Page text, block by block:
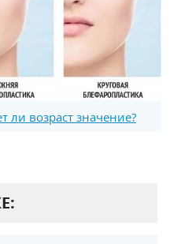
ли возраст значение?